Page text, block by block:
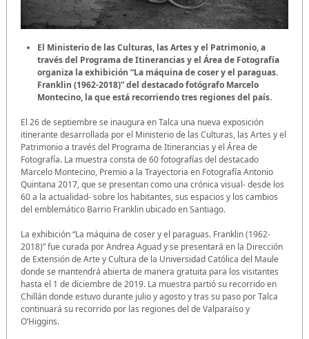
El Ministerio de las Culturas, las Artes y el Patrimonio, a
través del Programa de Itinerancias y el Área de Fotografía
organiza la exhibición “La máquina de coser y el paraguas.
Franklin (1962-2018)” del destacado fotógrafo Marcelo
Montecino, la que está recorriendo tres regiones del país.
El 26 de septiembre se inaugura en Talca una nueva exposición
itinerante desarrollada por el Ministerio de las Culturas, las Artes y el
Patrimonio a través del Programa de Itinerancias y el Área de
Fotografía. La muestra consta de 60 fotografías del destacado
Marcelo Montecino, Premio a la Trayectoria en Fotografía Antonio
Quintana 2017, que se presentan como una crónica visual- desde los
60 a la actualidad- sobre los habitantes, sus espacios y los cambios
del emblemático Barrio Franklin ubicado en Santiago.
La exhibición “La máquina de coser y el paraguas. Franklin (1962-
2018)” fue curada por Andrea Aguad y se presentará en la Dirección
de Extensión de Arte y Cultura de la Universidad Católica del Maule
donde se mantendrá abierta de manera gratuita para los visitantes
hasta el 1 de diciembre de 2019. La muestra partió su recorrido en
Chillán donde estuvo durante julio y agosto y tras su paso por Talca
continuará su recorrido por las regiones del de Valparaíso y
O’Higgins.